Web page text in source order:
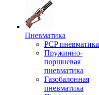
Пневматика
PCP пневматика
Пружинно-
поршневая
пневматика
Газобалонная
пневматика